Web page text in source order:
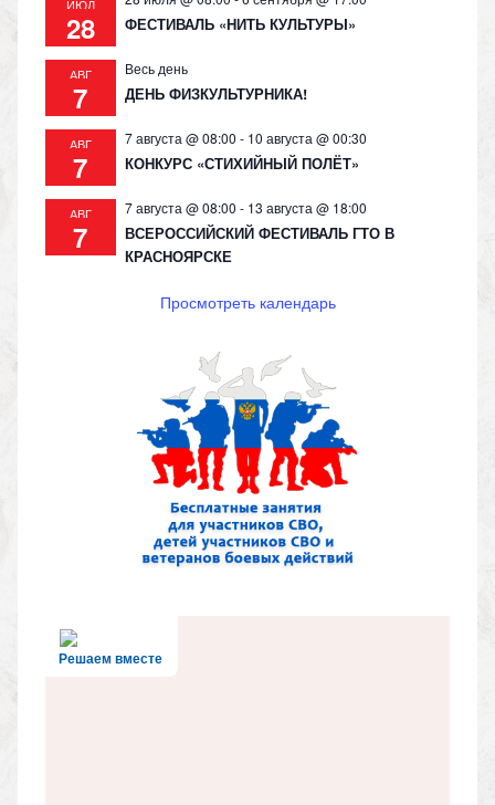
ИЮЛ
28 ФЕСТИВАЛЬ «НИТЬ КУЛЬТУРЫ»
АВГ
7
Весь день
ДЕНЬ ФИЗКУЛЬТУРНИКА!
АВГ
7
7 августа @ 08:00 - 10 августа @ 00:30
КОНКУРС «СТИХИЙНЫЙ ПОЛЁТ»
АВГ
7
7 августа @ 08:00 - 13 августа @ 18:00
ВСЕРОССИЙСКИЙ ФЕСТИВАЛЬ ГТО В
КРАСНОЯРСКЕ
Просмотреть календарь
Решаем вместе